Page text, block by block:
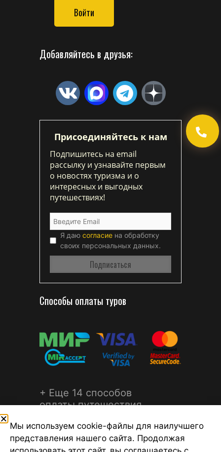
Войти
Добавляйтесь в друзья:
Присоединяйтесь к нам
Подпишитесь на email
рассылку и узнавайте первым
о новостях туризма и о
интересных и выгодных
путешествиях!
Я даю согласие на обработку
своих персональных данных.
Способы оплаты туров
+ Еще 14 способов
оплаты путешествия
Мы используем cookie-файлы для наилучшего
представления нашего сайта. Продолжая